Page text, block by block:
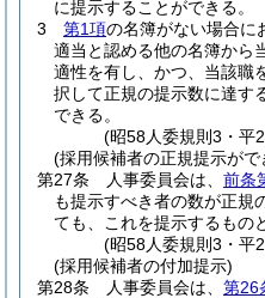
に提示することができる。
3
第1項の名簿がない場合に
適当と認める他の名簿から
適性を有し、かつ、当該職
択して正規の提示数に達す
できる。
(昭58人委規則3・平
(採用候補者の正規提示がで
第27条
人事委員会は、 前条
も提示すべき者の数が正規
ても、これを提示するもの
(昭58人委規則3・平
(採用候補者の付加提示)
第28条
人事委員会は、 第26